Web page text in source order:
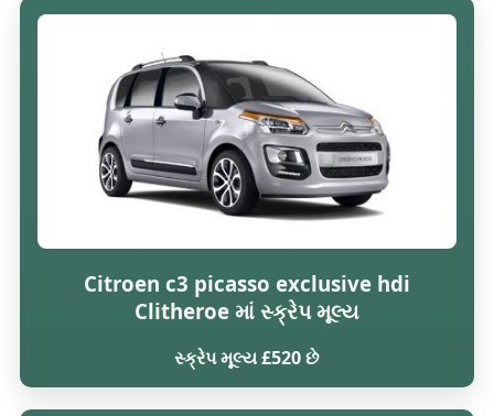
Citroen c3 picasso exclusive hdi
Clitheroe માં સ્ક્રેપ મૂલ્ય
સ્ક્રેપ મૂલ્ય £520 છે